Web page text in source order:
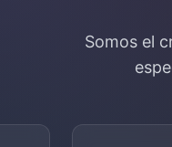
Somos el